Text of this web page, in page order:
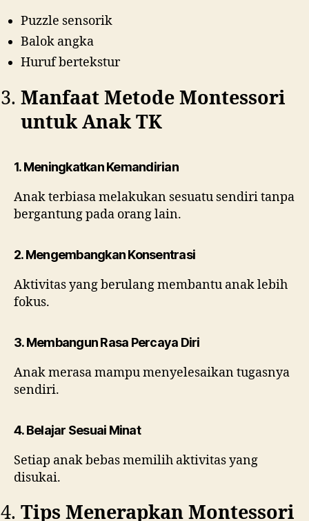
Puzzle sensorik
Balok angka
Huruf bertekstur
Manfaat Metode Montessori
untuk Anak TK
1. Meningkatkan Kemandirian
Anak terbiasa melakukan sesuatu sendiri tanpa
bergantung pada orang lain.
2. Mengembangkan Konsentrasi
Aktivitas yang berulang membantu anak lebih
fokus.
3. Membangun Rasa Percaya Diri
Anak merasa mampu menyelesaikan tugasnya
sendiri.
4. Belajar Sesuai Minat
Setiap anak bebas memilih aktivitas yang
disukai.
Tips Menerapkan Montessori